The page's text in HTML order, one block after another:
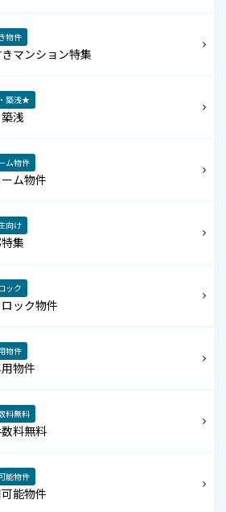
物件
マンション特集
築浅★
浅
ム物件
ム物件
向け
集
ック
ック物件
物件
物件
料無料
料無料
能物件
能物件